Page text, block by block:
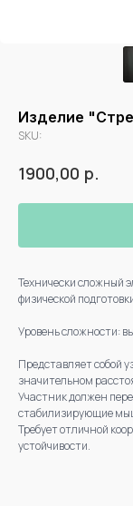
Изделие
SKU:
1900,00 р.
Технически сложный
физической
Уровень сложности:
Представляет собой
значительном
Участник должен
стабилизирующие
Требует отличной
устойчивости.